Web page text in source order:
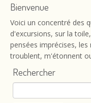
Bienvenue
Voici un concentré des
d'excursions, sur la
pensées imprécises,
troublent, m'étonnent
Rechercher
Rechercher :